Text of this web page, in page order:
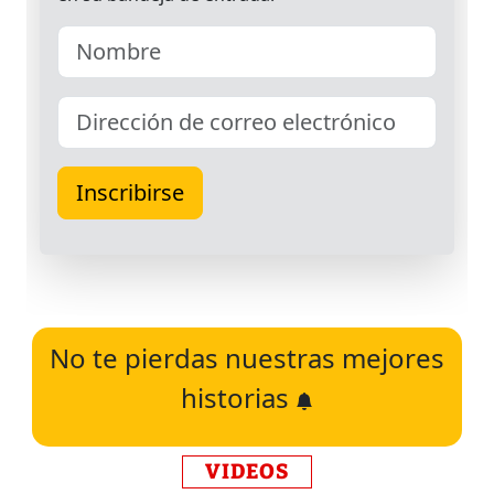
No te pierdas nuestras mejores
historias
VIDEOS